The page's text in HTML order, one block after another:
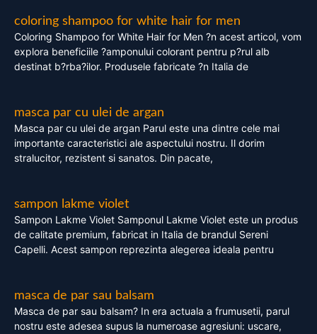
coloring shampoo for white hair for men
Coloring Shampoo for White Hair for Men ?n acest articol, vom
explora beneficiile ?amponului colorant pentru p?rul alb
destinat b?rba?ilor. Produsele fabricate ?n Italia de
masca par cu ulei de argan
Masca par cu ulei de argan Parul este una dintre cele mai
importante caracteristici ale aspectului nostru. Il dorim
stralucitor, rezistent si sanatos. Din pacate,
sampon lakme violet
Sampon Lakme Violet Samponul Lakme Violet este un produs
de calitate premium, fabricat in Italia de brandul Sereni
Capelli. Acest sampon reprezinta alegerea ideala pentru
masca de par sau balsam
Masca de par sau balsam? In era actuala a frumusetii, parul
nostru este adesea supus la numeroase agresiuni: uscare,